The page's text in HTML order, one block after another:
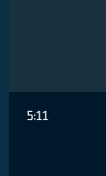
5:11